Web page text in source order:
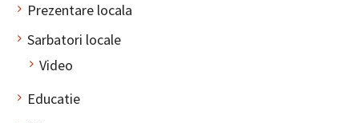
Prezentare locala
Sarbatori locale
Video
Educatie